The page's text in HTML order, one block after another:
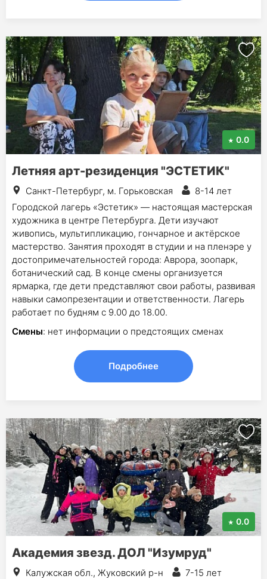
0.0
Летняя арт-резиденция "ЭСТЕТИК"
Санкт-Петербург, м. Горьковская
8-14 лет
Городской лагерь «Эстетик» — настоящая мастерская
художника в центре Петербурга. Дети изучают
живопись, мультипликацию, гончарное и актёрское
мастерство. Занятия проходят в студии и на пленэре у
достопримечательностей города: Аврора, зоопарк,
ботанический сад. В конце смены организуется
ярмарка, где дети представляют свои работы, развивая
навыки самопрезентации и ответственности. Лагерь
работает по будням с 9.00 до 18.00.
Смены: нет информации о предстоящих сменах
Подробнее
0.0
Академия звезд. ДОЛ "Изумруд"
Калужская обл., Жуковский р-н
7-15 лет